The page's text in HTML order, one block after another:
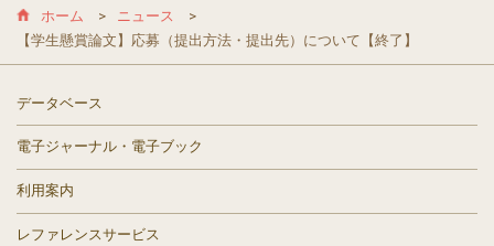
ホーム
ニュース
【学生懸賞論文】応募（提出方法・提出先）について【終了】
データベース
電子ジャーナル・電子ブック
利用案内
レファレンスサービス